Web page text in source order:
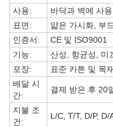
사용:
바닥과 벽에 사용
표면:
얇은 가시화, 부
인증서:
CE 및 ISO9001
기능:
산성, 항균성, 미
포장:
표준 카튼 및 목
배달 시
간:
결제 받은 후 20
지불 조
건:
L/C, T/T, D/P, D/